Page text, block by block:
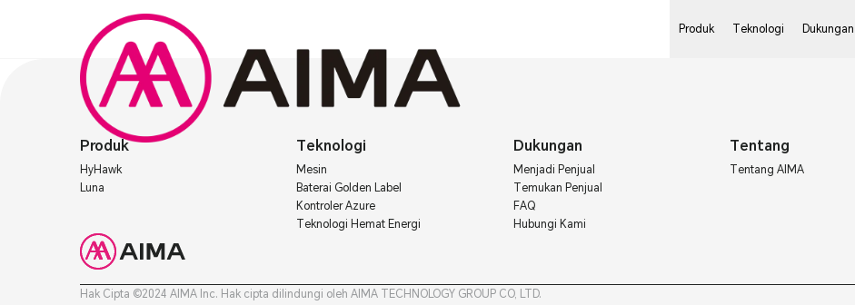
Produk Teknologi Dukungan
Produk
HyHawk
Luna
Teknologi
Mesin
Baterai Golden Label
Kontroler Azure
Teknologi Hemat Energi
Dukungan
Menjadi Penjual
Temukan Penjual
FAQ
Hubungi Kami
Tentang
Tentang AIMA
Hak Cipta ©2024 AIMA Inc. Hak cipta dilindungi oleh AIMA TECHNOLOGY GROUP CO, LTD.